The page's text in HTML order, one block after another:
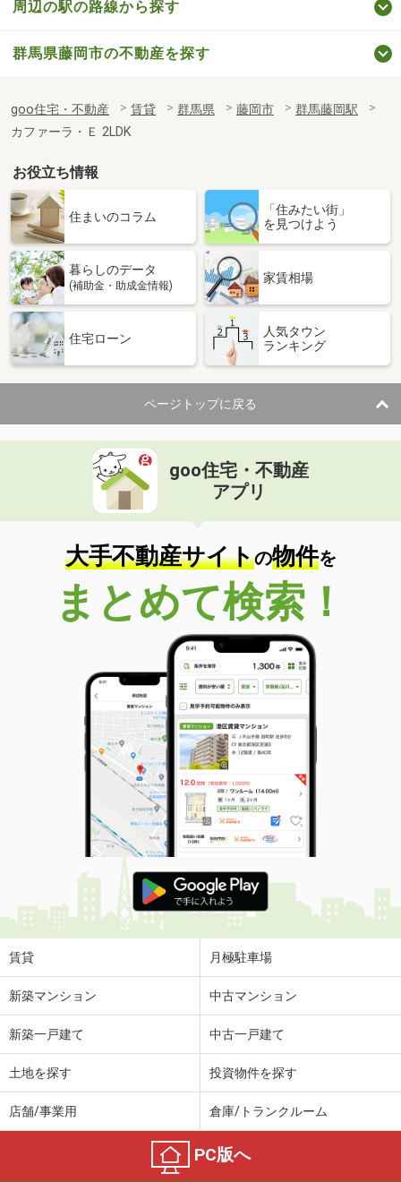
周辺の駅の路線から探す
群馬県藤岡市の不動産を探す
goo住宅・不動産 賃貸 群馬県 藤岡市
群馬藤岡駅
カファーラ・Ｅ 2LDK
お役立ち情報
住まいのコラム
「住みたい街」
を見つけよう
暮らしのデータ
(補助金・助成金情報)
家賃相場
住宅ローン
人気タウン
ランキング
ページトップに戻る
goo住宅・不動産
アプリ
大手不動産サイトの物件を
まとめて検索！
賃貸 月極駐車場
新築マンション 中古マンション
新築一戸建て 中古一戸建て
土地を探す 投資物件を探す
店舗/事業用 倉庫/トランクルーム
PC版へ